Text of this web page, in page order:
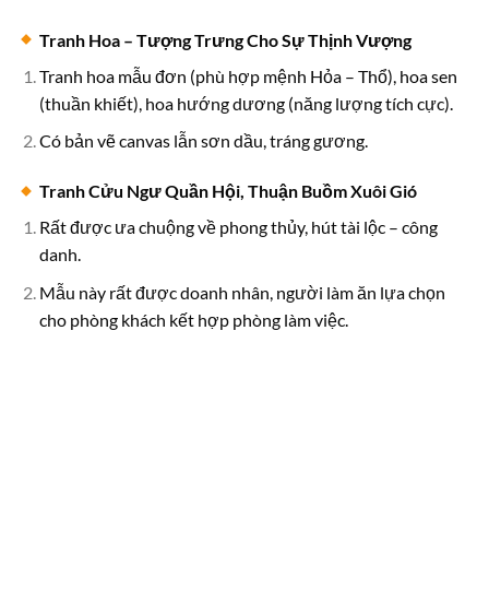
Tranh Hoa – Tượng Trưng Cho Sự Thịnh Vượng
Tranh hoa mẫu đơn (phù hợp mệnh Hỏa – Thổ), hoa sen
(thuần khiết), hoa hướng dương (năng lượng tích cực).
Có bản vẽ canvas lẫn sơn dầu, tráng gương.
Tranh Cửu Ngư Quần Hội, Thuận Buồm Xuôi Gió
Rất được ưa chuộng về phong thủy, hút tài lộc – công
danh.
Mẫu này rất được doanh nhân, người làm ăn lựa chọn
cho phòng khách kết hợp phòng làm việc.